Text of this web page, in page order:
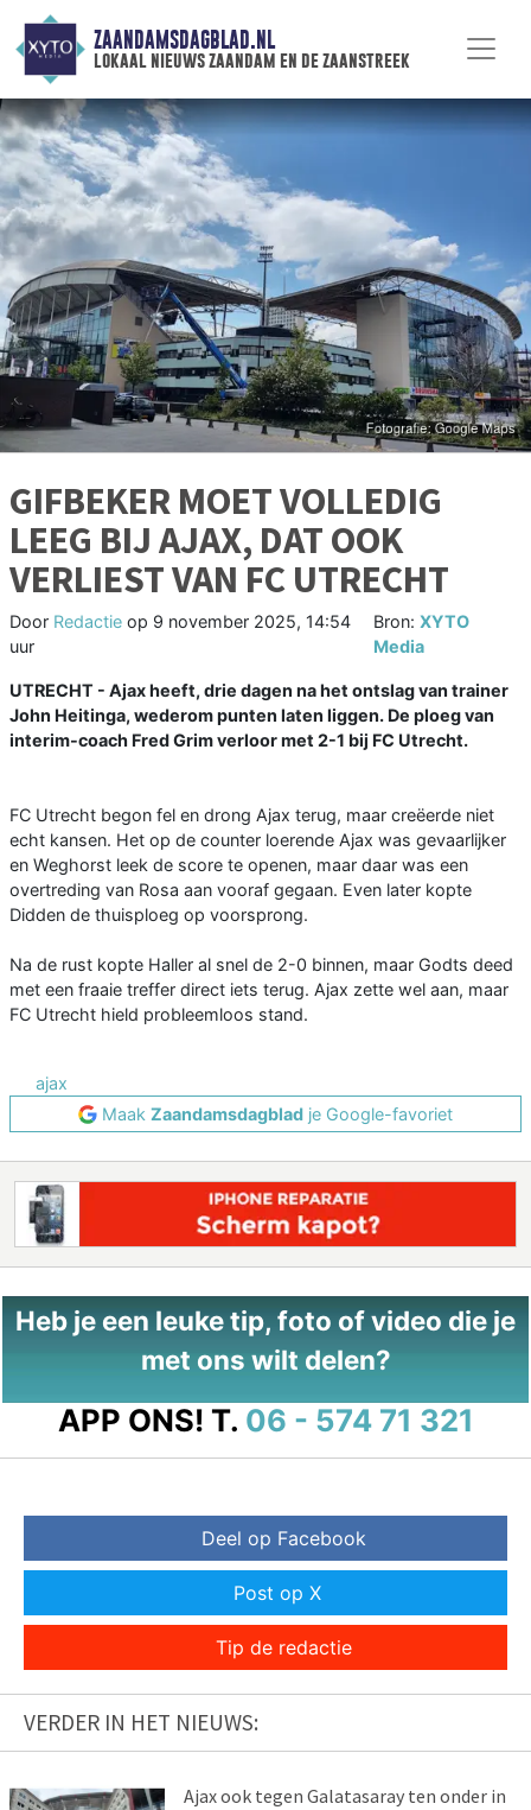
ZAANDAMSDAGBLAD.NL
lokaal nieuws zaandam en de zaanstreek
GIFBEKER MOET VOLLEDIG
LEEG BIJ AJAX, DAT OOK
VERLIEST VAN FC UTRECHT
Door Redactie op 9 november 2025, 14:54
uur
Bron:XYTO
Media
UTRECHT - Ajax heeft, drie dagen na het ontslag van trainer
John Heitinga, wederom punten laten liggen. De ploeg van
interim-coach Fred Grim verloor met 2-1 bij FC Utrecht.
FC Utrecht begon fel en drong Ajax terug, maar creëerde niet
echt kansen. Het op de counter loerende Ajax was gevaarlijker
en Weghorst leek de score te openen, maar daar was een
overtreding van Rosa aan vooraf gegaan. Even later kopte
Didden de thuisploeg op voorsprong.
Na de rust kopte Haller al snel de 2-0 binnen, maar Godts deed
met een fraaie treffer direct iets terug. Ajax zette wel aan, maar
FC Utrecht hield probleemloos stand.
ajax
Maak Zaandamsdagblad je Google-favoriet
Heb je een leuke tip, foto of video die je
met ons wilt delen?
APP ONS! T. 06 - 574 71 321
Deel op Facebook
Post op X
Tip de redactie
VERDER IN HET NIEUWS:
Ajax ook tegen Galatasaray ten onder in